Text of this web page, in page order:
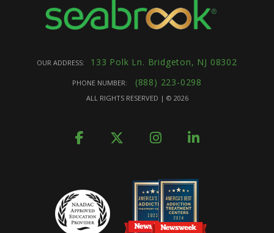
OUR ADDRESS: 133 Polk Ln. Bridgeton, NJ 08302
PHONE NUMBER: (888) 223-0298
ALL RIGHTS RESERVED | © 2026